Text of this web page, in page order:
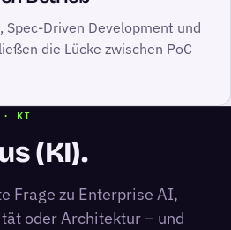
Spec-Driven Development und
die Lücke zwischen PoC
· KI
(KI).
Frage zu Enterprise AI,
oder Architektur – und